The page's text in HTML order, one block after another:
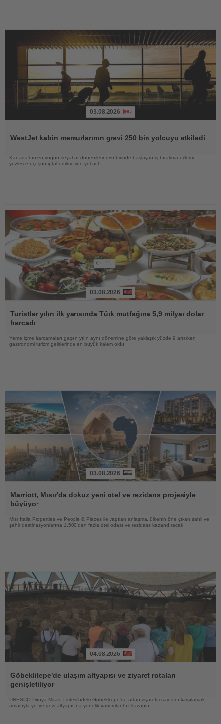
03.08.2026
WestJet kabin memurlarının grevi 250 bin yolcuyu etkiledi
Kanada'nın en yoğun seyahat dönemlerinden birinde başlayan iş bırakma eylemi
yüzlerce uçuşun iptal edilmesine yol açtı
Oku
03.08.2026
Turistler yılın ilk yarısında Türk mutfağına 5,9 milyar dolar
harcadı
Yeme içme harcamaları geçen yılın aynı dönemine göre yaklaşık yüzde 9 artarken
gastronomi turizm gelirlerinde en büyük kalem oldu
Oku
03.08.2026
Marriott, Mısır'da dokuz yeni otel ve rezidans projesiyle
büyüyor
Misr Italia Properties ve People & Places ile yapılan anlaşma, ülkenin öne çıkan sahil ve
şehir destinasyonlarına 1.500'den fazla otel odası ve rezidans kazandıracak
Oku
04.08.2026
Göbeklitepe'de ulaşım altyapısı ve ziyaret rotaları
genişletiliyor
UNESCO Dünya Mirası Listesi'ndeki Göbeklitepe'de artan ziyaretçi sayısını karşılamak
amacıyla yol ve gezi altyapısına yönelik yatırımlar hız kazandı